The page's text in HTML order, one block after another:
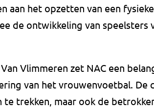
aan het opzetten van een
de ontwikkeling van
Vlimmeren zet NAC een
van het vrouwenvoetbal. De
te trekken, maar ook de